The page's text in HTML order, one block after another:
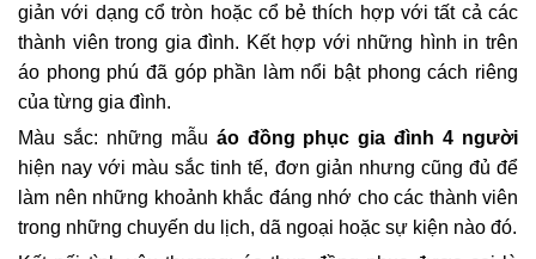
giản với dạng cổ tròn hoặc cổ bẻ thích hợp với tất cả các
thành viên trong gia đình. Kết hợp với những hình in trên
áo phong phú đã góp phần làm nổi bật phong cách riêng
của từng gia đình.
Màu sắc: những mẫu áo đồng phục gia đình 4 người
hiện nay với màu sắc tinh tế, đơn giản nhưng cũng đủ để
làm nên những khoảnh khắc đáng nhớ cho các thành viên
trong những chuyến du lịch, dã ngoại hoặc sự kiện nào đó.